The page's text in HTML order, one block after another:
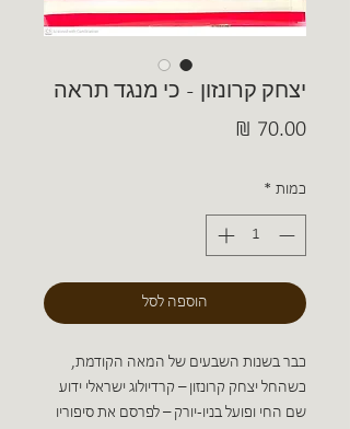
יצחק קרונזון - כי מנגד תראה
כמות *
הוספה לסל
כבר בשנות השבעים של המאה הקודמת,
כשהחל יצחק קרונזון – קרדיולוג ישראלי ידוע
שם החי ופועל בניו-יורק – לפרסם את סיפוריו